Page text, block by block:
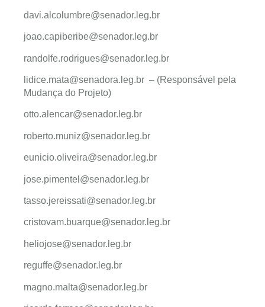
davi.alcolumbre@senador.leg.br
joao.capiberibe@senador.leg.br
randolfe.rodrigues@senador.leg.br
lidice.mata@senadora.leg.br – (Responsável pela
Mudança do Projeto)
otto.alencar@senador.leg.br
roberto.muniz@senador.leg.br
eunicio.oliveira@senador.leg.br
jose.pimentel@senador.leg.br
tasso.jereissati@senador.leg.br
cristovam.buarque@senador.leg.br
heliojose@senador.leg.br
reguffe@senador.leg.br
magno.malta@senador.leg.br